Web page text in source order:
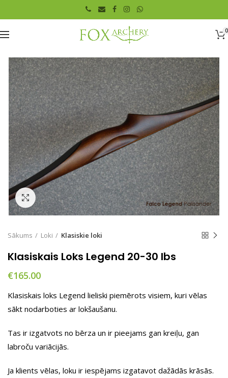
0
Click to enlarge
Sākums Loki Klasiskie loki
Klasiskais Loks Legend 20-30 lbs
€165.00
Klasiskais loks Legend lieliski piemērots visiem, kuri vēlas
sākt nodarboties ar lokšaušanu.
Tas ir izgatvots no bērza un ir pieejams gan kreiļu, gan
labroču variācijās.
Ja klients vēlas, loku ir iespējams izgatavot dažādās krāsās.